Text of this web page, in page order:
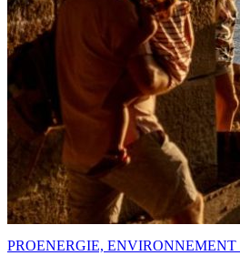
PROENERGIE, ENVIRONNEMENT